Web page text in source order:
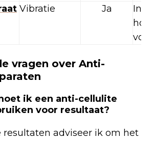
Vibratie Ja
vragen over Anti-
ik een anti-cellulite
voor resultaat?
resultaten adviseer ik om het